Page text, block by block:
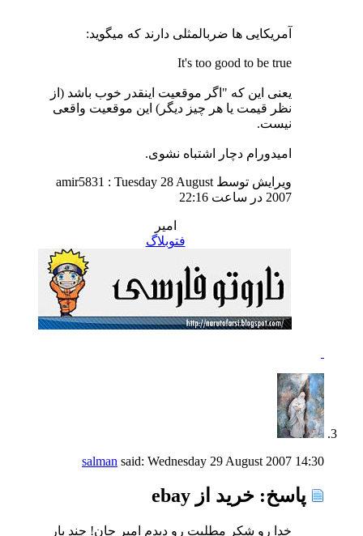
آمریکایی ها ضربالمثلی دارند که میگوید:
It's too good to be true
یعنی این که "اگر موقعیت اینقدر خوب باشد (از
نظر قیمت یا هر چیز دیگر) این موقعیت واقعی
نیست.
امیدورام دچار اشتباه نشوی.
ویرایش توسط amir5831 : Tuesday 28 August
2007 در ساعت
22:16
امیر
فتوبلاگ
salman said: Wednesday 29 August 2007 14:30
پاسخ: خرید از ebay
خدا رو شكر مطلبت رو دیدم امیر جان! چند بار